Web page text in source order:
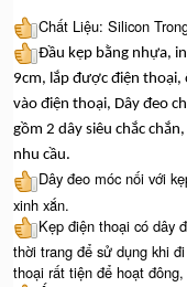
Chất Liệu: Silicon
Đầu kẹp bằng nhựa,
9cm, lắp được điện thoại,
vào điện thoại, Dây đeo
gồm 2 dây siêu chắc
nhu cầu.
Dây đeo móc nối với
xinh xắn.
Kẹp điện thoại có dây
thời trang để sử dụng khi
thoại rất tiện để hoạt